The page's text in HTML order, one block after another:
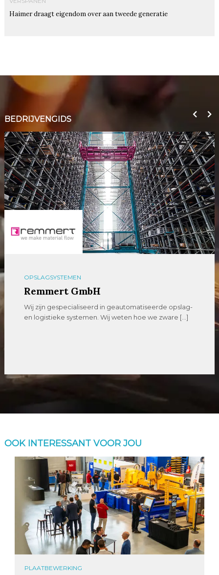
Haimer draagt eigendom over aan tweede generatie
BEDRIJVENGIDS
OPSLAGSYSTEMEN
Remmert GmbH
Wij zijn gespecialiseerd in geautomatiseerde opslag-
en logistieke systemen. Wij weten hoe we zware […]
OOK INTERESSANT VOOR JOU
PLAATBEWERKING